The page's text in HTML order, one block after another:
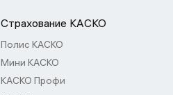
Страхование КАСКО
Полис КАСКО
Мини КАСКО
КАСКО Профи